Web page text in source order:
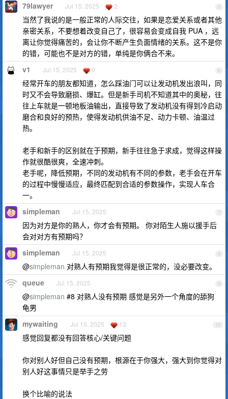
5
79lawyer Jul 15, 2025 2
当然了我说的是一般正常的人际交往，如果是恋爱关系或者其他
亲密关系，不要想着改变自己了，很容易会变成自我 PUA ，远
离让你觉得痛苦的，会让你不断产生负面情绪的关系。这不是你
的错，可能也不是对方的错，单纯是你俩合不来。
6
v1 Jul 15, 2025 9
经常开车的朋友都知道，怎么踩油门可以让发动机发出浪叫，同
时又不会导致磨损、爆缸。但是新手司机不知道其中的奥秘，往
往上车就是一顿地板油输出，直接导致了发动机没有得到冷启动
磨合和良好的预热，使得发动机供油不足、动力卡顿、油温过
热。
老手和新手的区别就在于预期，新手往往急于求成，觉得这样操
作就很酷很爽，全速冲刺。
老手呢，降低预期，不同的发动机有不同的参数，老手会在开车
的过程中慢慢适应，最终匹配到合适的参数操作，实现人车合
一。
7
simpleman Jul 15, 2025
因为对方是你的熟人，你才会有预期。 你对陌生人施以援手后
会对对方有预期吗？
8
simpleman Jul 15, 2025
@simpleman 对熟人有预期我觉得是很正常的，没必要改变。
9
queue Jul 15, 2025
@simpleman #8 对熟人没有预期 感觉是另外一个角度的舔狗
龟男
10
mywaiting Jul 15, 2025 13
感觉回复都没有回答核心/关键问题
你对别人好但自己没有预期，根源在于你强大，强大到你觉得对
别人好这事情只是举手之劳
换个比喻的说法